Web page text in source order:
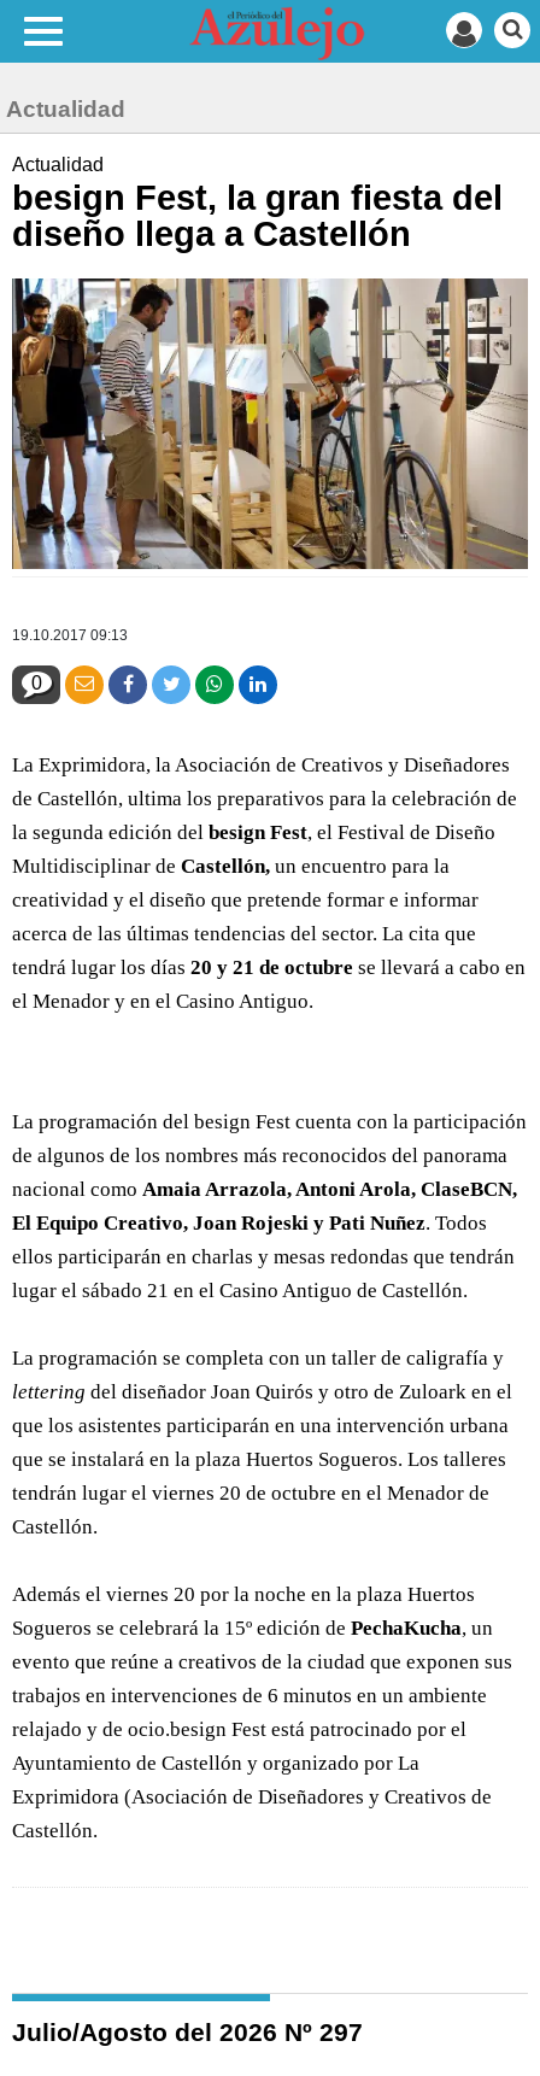
Actualidad
Actualidad
besign Fest, la gran fiesta del
diseño llega a Castellón
19.10.2017 09:13
0
La Exprimidora, la Asociación de Creativos y Diseñadores
de Castellón, ultima los preparativos para la celebración de
la segunda edición del besign Fest, el Festival de Diseño
Multidisciplinar de Castellón, un encuentro para la
creatividad y el diseño que pretende formar e informar
acerca de las últimas tendencias del sector. La cita que
tendrá lugar los días 20 y 21 de octubre se llevará a cabo en
el Menador y en el Casino Antiguo.
La programación del besign Fest cuenta con la participación
de algunos de los nombres más reconocidos del panorama
nacional como Amaia Arrazola, Antoni Arola, ClaseBCN,
El Equipo Creativo, Joan Rojeski y Pati Nuñez. Todos
ellos participarán en charlas y mesas redondas que tendrán
lugar el sábado 21 en el Casino Antiguo de Castellón.
La programación se completa con un taller de caligrafía y
lettering del diseñador Joan Quirós y otro de Zuloark en el
que los asistentes participarán en una intervención urbana
que se instalará en la plaza Huertos Sogueros. Los talleres
tendrán lugar el viernes 20 de octubre en el Menador de
Castellón.
Además el viernes 20 por la noche en la plaza Huertos
Sogueros se celebrará la 15º edición de PechaKucha, un
evento que reúne a creativos de la ciudad que exponen sus
trabajos en intervenciones de 6 minutos en un ambiente
relajado y de ocio.besign Fest está patrocinado por el
Ayuntamiento de Castellón y organizado por La
Exprimidora (Asociación de Diseñadores y Creativos de
Castellón.
Julio/Agosto del 2026 Nº 297